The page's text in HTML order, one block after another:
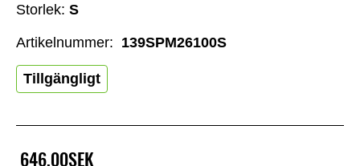
646,00SEK
Storlek: S
Tillgängligt
Artikelnummer: 139SPM26100S